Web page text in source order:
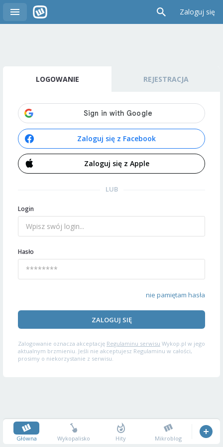
Zaloguj się
LOGOWANIE REJESTRACJA
Zaloguj się z Facebook
Zaloguj się z Apple
LUB
Login
Hasło
nie pamiętam hasła
ZALOGUJ SIĘ
Zalogowanie oznacza akceptację Regulaminu serwisu Wykop.pl w jego
aktualnym brzmieniu. Jeśli nie akceptujesz Regulaminu w całości,
prosimy o niekorzystanie z serwisu.
Główna Wykopalisko Hity Mikroblog